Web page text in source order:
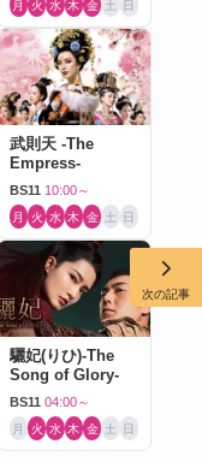
月 火 水 木 金 土 日
武則天 -The
Empress-
BS11 10:00～
月 火 水 木 金 土 日
驪妃(りひ)-The
Song of Glory-
BS11 04:00～
月 火 水 木 金 土 日
次の記事